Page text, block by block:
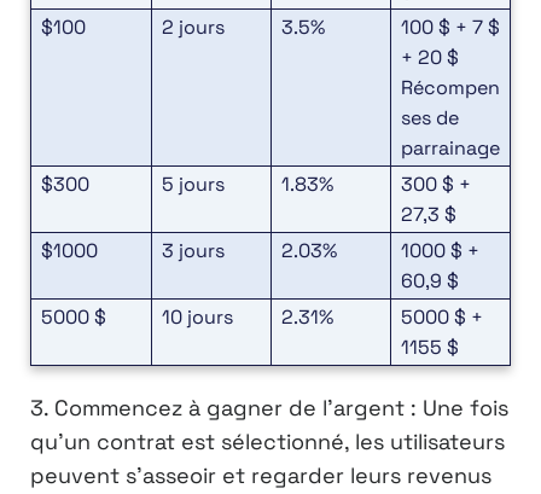
$100
2 jours 3.5%
100 $ + 7 $
+ 20 $
Récompen
ses de
parrainage
$300
5 jours 1.83%
300 $ +
27,3 $
$1000
3 jours 2.03%
1000 $ +
60,9 $
5000 $
10 jours 2.31%
5000 $ +
1155 $
3. Commencez à gagner de l’argent : Une fois
qu’un contrat est sélectionné, les utilisateurs
peuvent s’asseoir et regarder leurs revenus